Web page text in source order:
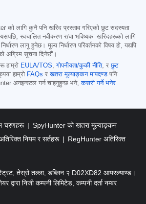
को लागि कुनै पनि खरिद प्रस्ताव गरिएको छुट सदस्यता
स्वचालित नवीकरण र/वा भविष्यका खरिदहरूको लागि
लागू हुनेछ। मूल्य निर्धारण परिवर्तनको विषय हो, यद्यपि
अग्रिम सूचना दिनेछौं।
हाम्रो EULA/TOS,गोपनीयता/कुकी नीति, रछुट
हाम्रो FAQs रखतरा मूल्याङ्कन मापदण्ड पनि
अनइन्स्टल गर्न चाहनुहुन्छ भने,कसरी गर्ने भनेर
चरणहरू
SpyHunter को खतरा मूल्याङ्कन
नियम र सर्तहरू
RegHunter अतिरिक्त
तेस्रो तल्ला, डब्लिन २ D02XD82 आयरल्याण्ड।
निजी कम्पनी लिमिटेड, कम्पनी दर्ता नम्बर